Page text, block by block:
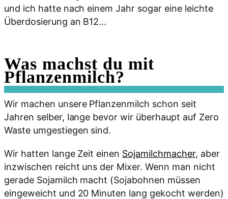
und ich hatte nach einem Jahr sogar eine leichte
Überdosierung an B12...
Was machst du mit
Pflanzenmilch?
Wir machen unsere Pflanzenmilch schon seit
Jahren selber, lange bevor wir überhaupt auf Zero
Waste umgestiegen sind.
Wir hatten lange Zeit einen Sojamilchmacher, aber
inzwischen reicht uns der Mixer. Wenn man nicht
gerade Sojamilch macht (Sojabohnen müssen
eingeweicht und 20 Minuten lang gekocht werden)